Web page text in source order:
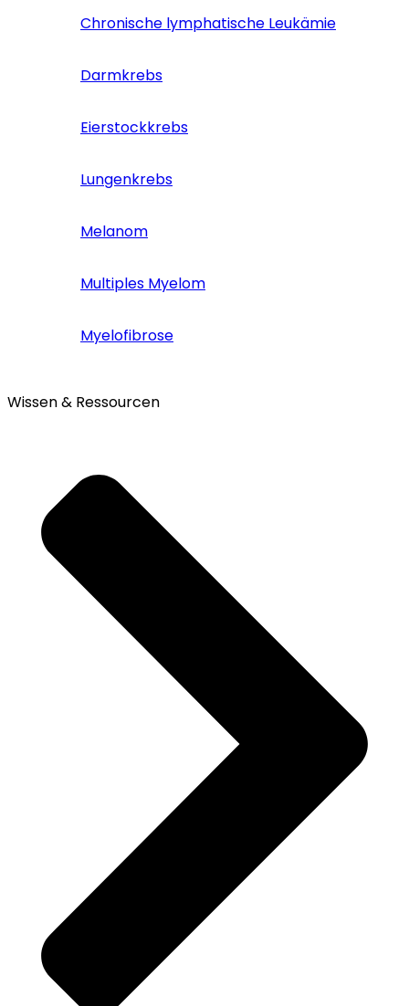
Chronische lymphatische Leukämie
Darmkrebs
Eierstockkrebs
Lungenkrebs
Melanom
Multiples Myelom
Myelofibrose
Wissen & Ressourcen